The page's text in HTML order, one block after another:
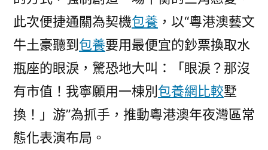
此次便捷通關為契機包養 ，以“粵港澳藝文
牛土豪聽到 包養要用最便宜的鈔票換取水
瓶座的眼淚，驚恐地大叫：「眼淚？那沒
有市值！我寧願用一棟別 包養網比較墅
換！」游”為抓手，推動粵港澳年夜灣區常
態化表演布局。